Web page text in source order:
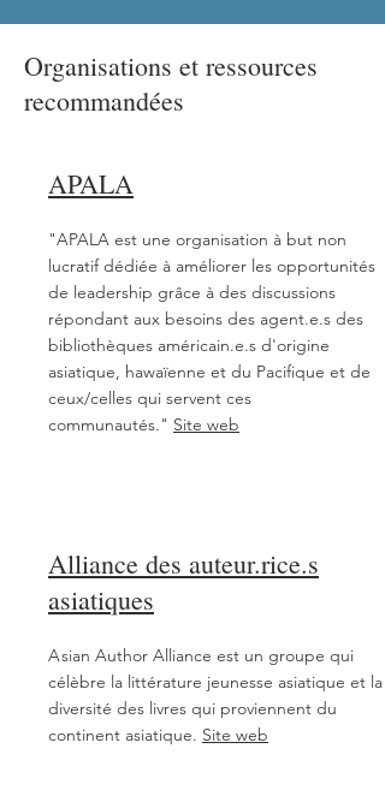
Organisations et ressources
recommandées
APALA
"APALA est une organisation à but non
lucratif dédiée à améliorer les opportunités
de leadership grâce à des discussions
répondant aux besoins des agent.e.s des
bibliothèques américain.e.s d'origine
asiatique, hawaïenne et du Pacifique et de
ceux/celles qui servent ces
communautés." Site web
Alliance des auteur.rice.s
asiatiques
Asian Author Alliance est un groupe qui
célèbre la littérature jeunesse asiatique et la
diversité des livres qui proviennent du
continent asiatique. Site web